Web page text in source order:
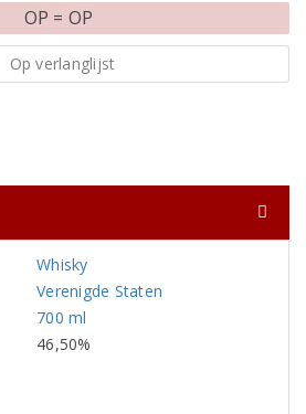
OP = OP
Op verlanglijst
Whisky
Verenigde Staten
700 ml
46,50%